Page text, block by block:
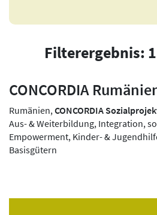
Filterergebnis:
CONCORDIA
Rumänien, CONCORDIA
Aus- & Weiterbildung, Integration,
Empowerment, Kinder- &
Basisgütern